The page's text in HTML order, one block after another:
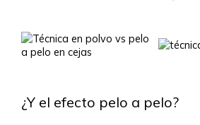
¿Y el efecto pelo a pelo?